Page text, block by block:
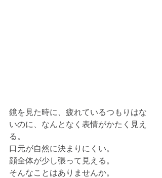
鏡を見た時に、疲れているつもりはな
いのに、なんとなく表情がかたく見え
る。
口元が自然に決まりにくい。
顔全体が少し張って見える。
そんなことはありませんか。